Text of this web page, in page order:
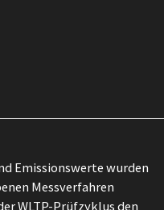
Emissionswerte wurden
Messverfahren
WLTP-Prüfzyklus den